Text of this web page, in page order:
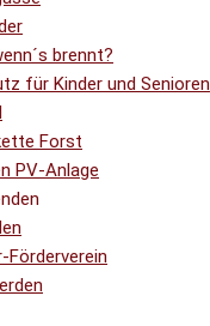
brennt?
für Kinder und Senioren
Forst
PV-Anlage
Förderverein